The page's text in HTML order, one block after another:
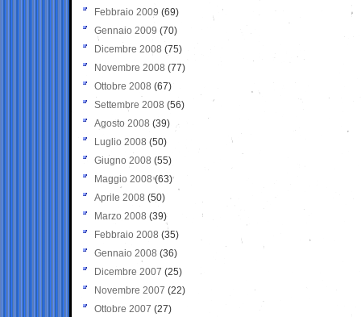
Febbraio 2009 (69)
Gennaio 2009 (70)
Dicembre 2008 (75)
Novembre 2008 (77)
Ottobre 2008 (67)
Settembre 2008 (56)
Agosto 2008 (39)
Luglio 2008 (50)
Giugno 2008 (55)
Maggio 2008(63)
Aprile 2008 (50)
Marzo 2008 (39)
Febbraio 2008 (35)
Gennaio 2008 (36)
Dicembre 2007 (25)
Novembre 2007 (22)
Ottobre 2007 (27)